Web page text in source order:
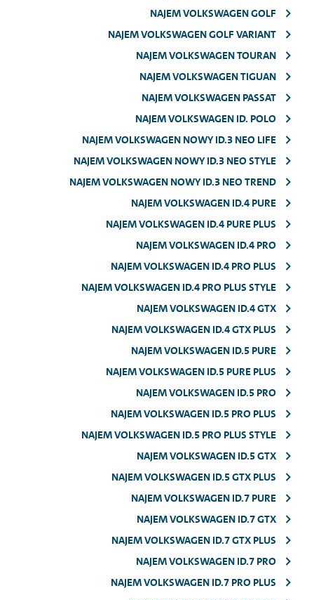
NAJEM VOLKSWAGEN GOLF
NAJEM VOLKSWAGEN GOLF VARIANT
NAJEM VOLKSWAGEN TOURAN
NAJEM VOLKSWAGEN TIGUAN
NAJEM VOLKSWAGEN PASSAT
NAJEM VOLKSWAGEN ID. POLO
NAJEM VOLKSWAGEN NOWY ID.3 NEO LIFE
NAJEM VOLKSWAGEN NOWY ID.3 NEO STYLE
NAJEM VOLKSWAGEN NOWY ID.3 NEO TREND
NAJEM VOLKSWAGEN ID.4 PURE
NAJEM VOLKSWAGEN ID.4 PURE PLUS
NAJEM VOLKSWAGEN ID.4 PRO
NAJEM VOLKSWAGEN ID.4 PRO PLUS
NAJEM VOLKSWAGEN ID.4 PRO PLUS STYLE
NAJEM VOLKSWAGEN ID.4 GTX
NAJEM VOLKSWAGEN ID.4 GTX PLUS
NAJEM VOLKSWAGEN ID.5 PURE
NAJEM VOLKSWAGEN ID.5 PURE PLUS
NAJEM VOLKSWAGEN ID.5 PRO
NAJEM VOLKSWAGEN ID.5 PRO PLUS
NAJEM VOLKSWAGEN ID.5 PRO PLUS STYLE
NAJEM VOLKSWAGEN ID.5 GTX
NAJEM VOLKSWAGEN ID.5 GTX PLUS
NAJEM VOLKSWAGEN ID.7 PURE
NAJEM VOLKSWAGEN ID.7 GTX
NAJEM VOLKSWAGEN ID.7 GTX PLUS
NAJEM VOLKSWAGEN ID.7 PRO
NAJEM VOLKSWAGEN ID.7 PRO PLUS